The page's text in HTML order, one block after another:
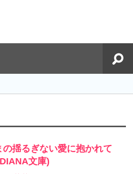
の揺るぎない愛に抱かれて
文庫)